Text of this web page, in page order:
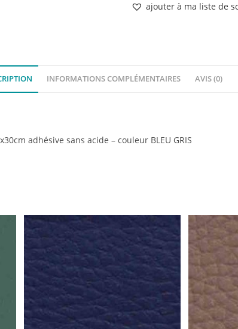
ajouter à ma liste de
INFORMATIONS COMPLÉMENTAIRES AVIS (0)
adhésive sans acide – couleur BLEU GRIS